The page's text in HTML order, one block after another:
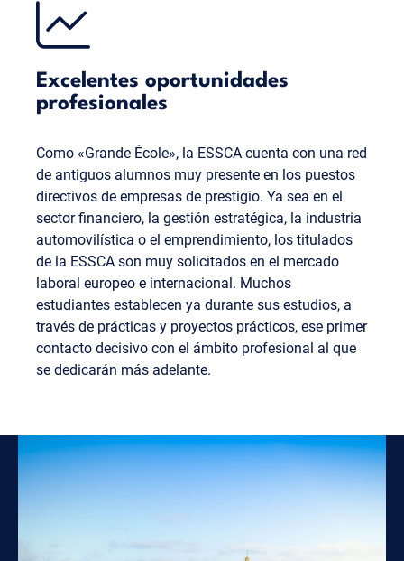
Excelentes oportunidades
profesionales
Como «Grande École», la ESSCA cuenta con una red
de antiguos alumnos muy presente en los puestos
directivos de empresas de prestigio. Ya sea en el
sector financiero, la gestión estratégica, la industria
automovilística o el emprendimiento, los titulados
de la ESSCA son muy solicitados en el mercado
laboral europeo e internacional. Muchos
estudiantes establecen ya durante sus estudios, a
través de prácticas y proyectos prácticos, ese primer
contacto decisivo con el ámbito profesional al que
se dedicarán más adelante.